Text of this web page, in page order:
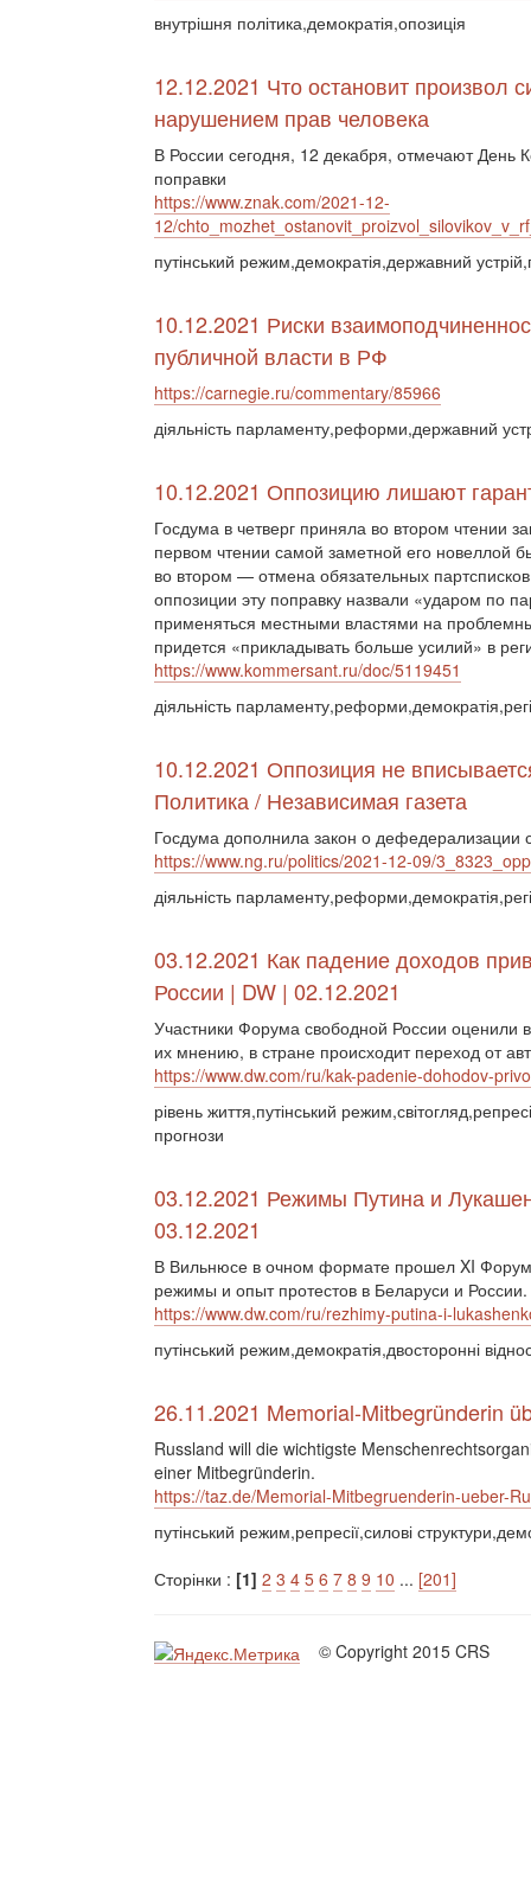
внутрішня політика,демократія,опозиція
12.12.2021 Что остановит произвол
нарушением прав человека
В России сегодня, 12 декабря, отмечают День
поправки
https://www.znak.com/2021-12-
12/
путінський режим,демократія,державний
10.12.2021 Риски
публичной власти в РФ
https://carnegie.ru/commentary/85966
діяльність парламенту,реформи,державний
10.12.2021 Оппозицию лишают
Госдума в четверг приняла во втором чтении
первом чтении самой заметной его новеллой
во втором — отмена обязательных
оппозиции эту поправку назвали «ударом по
применяться местными властями на
придется «прикладывать больше усилий» в
https://www.kommersant.ru/doc/5119451
діяльність
10.12.2021 Оппозиция не
Политика / Независимая газета
Госдума дополнила закон о
https://www.ng.ru/politics/2021-12-09/
діяльність
03.12.2021 Как падение доходов
России | DW | 02.12.2021
Участники Форума свободной России оценили
их мнению, в стране происходит переход от
https://www.dw.com/ru/kak-padenie-dohodov-
рівень життя,путінський
прогнози
03.12.2021 Режимы Путина и
03.12.2021
В Вильнюсе в очном формате прошел XI Форум
режимы и опыт протестов в Беларуси и
https://www.dw.com/ru/rezhimy-putina-i-
путінський режим,демократія,двосторонні
26.11.2021 Memorial-Mitbegründerin
Russland will die wichtigste
einer Mitbegründerin.
https://taz.de/Memorial-Mitbegruenderin-ueber-
путінський режим,репресії,силові
Сторінки : [1] 2 3 4 5 6 7 8 9 10 ... [201]
© Copyright 2015 CRS